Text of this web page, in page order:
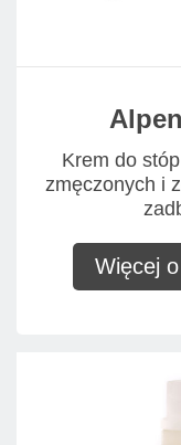
Krem do
zmęczonych i
Więcej